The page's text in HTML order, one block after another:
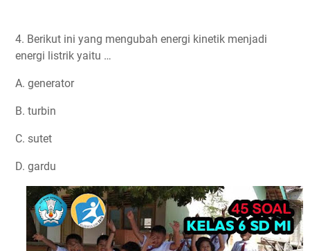
4. Berikut ini yang mengubah energi kinetik menjadi
energi listrik yaitu …
A. generator
B. turbin
C. sutet
D. gardu